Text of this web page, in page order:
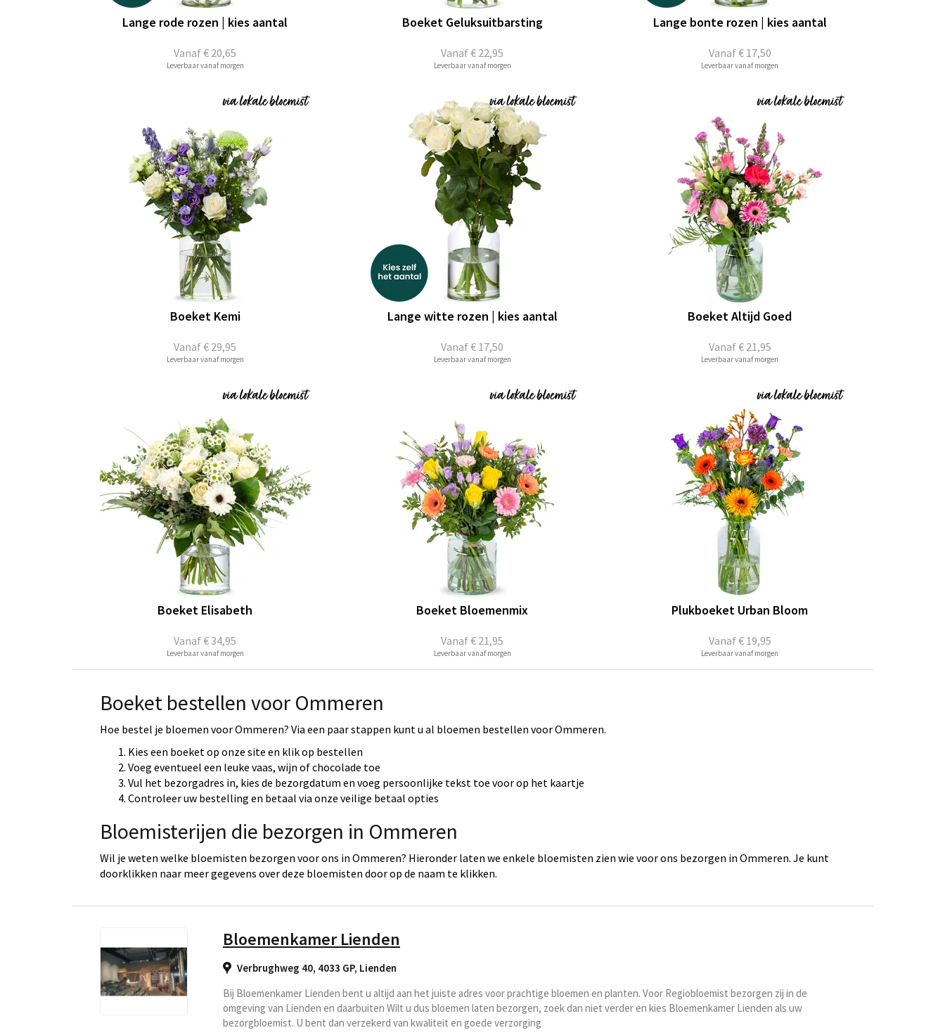
Vanaf€ 20,65
Lange rode rozen | kies aantal
Leverbaar vanaf morgen
Vanaf€ 22,95
Boeket Geluksuitbarsting
Leverbaar vanaf morgen
Vanaf€ 17,50
Lange bonte rozen | kies aantal
Leverbaar vanaf morgen
Vanaf€ 29,95
Boeket Kemi
Leverbaar vanaf morgen
Vanaf€ 17,50
Lange witte rozen | kies aantal
Leverbaar vanaf morgen
Vanaf€ 21,95
Boeket Altijd Goed
Leverbaar vanaf morgen
Vanaf€ 34,95
Boeket Elisabeth
Leverbaar vanaf morgen
Vanaf€ 21,95
Boeket Bloemenmix
Leverbaar vanaf morgen
Vanaf€ 19,95
Plukboeket Urban Bloom
Leverbaar vanaf morgen
Boeket bestellen voor Ommeren
Hoe bestel je bloemen voor Ommeren? Via een paar stappen kunt u al bloemen bestellen voor Ommeren.
Kies een boeket op onze site en klik op bestellen
Voeg eventueel een leuke vaas, wijn of chocolade toe
Vul het bezorgadres in, kies de bezorgdatum en voeg persoonlijke tekst toe voor op het kaartje
Controleer uw bestelling en betaal via onze veilige betaal opties
Bloemisterijen die bezorgen in Ommeren
Wil je weten welke bloemisten bezorgen voor ons in Ommeren? Hieronder laten we enkele bloemisten zien wie voor ons bezorgen in Ommeren. Je kunt
doorklikken naar meer gegevens over deze bloemisten door op de naam te klikken.
Bloemenkamer Lienden
Verbrughweg 40, 4033 GP, Lienden
Bij Bloemenkamer Lienden bent u altijd aan het juiste adres voor prachtige bloemen en planten. Voor Regiobloemist bezorgen zij in de
omgeving van Lienden en daarbuiten Wilt u dus bloemen laten bezorgen, zoek dan niet verder en kies Bloemenkamer Lienden als uw
bezorgbloemist. U bent dan verzekerd van kwaliteit en goede verzorging